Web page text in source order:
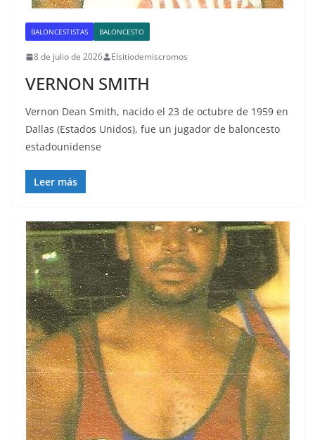
BALONCESTISTAS BALONCESTO
8 de julio de 2026 Elsitiodemiscromos
VERNON SMITH
Vernon Dean Smith, nacido el 23 de octubre de 1959 en
Dallas (Estados Unidos), fue un jugador de baloncesto
estadounidense
Leer más